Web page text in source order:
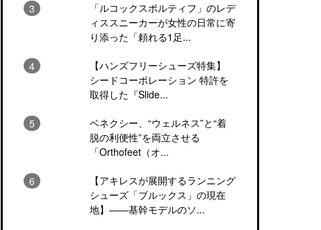
「ルコックスポルティフ」のレデ
ィススニーカーが女性の日常に寄
り添った「頼れる1足...
【ハンズフリーシューズ特集】
シードコーポレーション 特許を
取得した『Slide...
ベネクシー、“ウェルネス”と“着
脱の利便性”を両立させる
「Orthofeet（オ...
【アキレスが展開するランニング
シューズ「ブルックス」の現在
地】――基幹モデルのソ...